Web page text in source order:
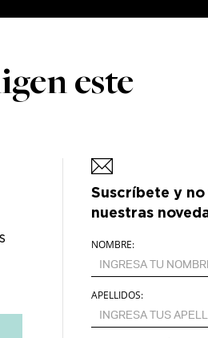
este
Suscríbete y
nuestras
NOMBRE:
APELLIDOS: